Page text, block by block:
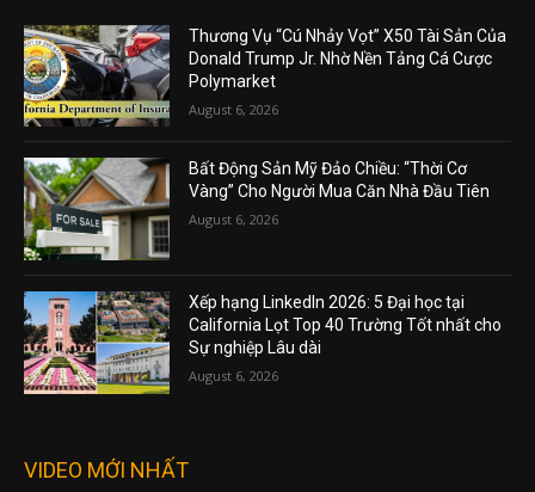
Thương Vụ “Cú Nhảy Vọt” X50 Tài Sản Của
Donald Trump Jr. Nhờ Nền Tảng Cá Cược
Polymarket
August 6, 2026
Bất Động Sản Mỹ Đảo Chiều: “Thời Cơ
Vàng” Cho Người Mua Căn Nhà Đầu Tiên
August 6, 2026
Xếp hạng LinkedIn 2026: 5 Đại học tại
California Lọt Top 40 Trường Tốt nhất cho
Sự nghiệp Lâu dài
August 6, 2026
VIDEO MỚI NHẤT